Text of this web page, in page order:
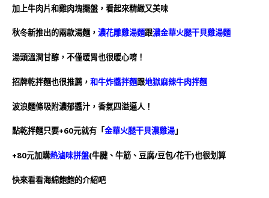
加上牛肉片和雞肉塊擺盤，看起來精緻又美味
秋冬新推出的兩款湯麵， 濃花雕雞湯麵跟濃金華火腿干貝雞湯麵
湯頭溫潤甘醇，不僅暖胃也很暖心唷！
招牌乾拌麵也很推薦， 和牛炸醬拌麵跟地獄麻辣牛肉拌麵
波浪麵條吸附濃郁醬汁，香氣四溢逼人！
點乾拌麵只要+60元就有「金華火腿干貝濃雞湯」
+80元加購熱滷味拼盤(牛腱、牛筋、豆腐/豆包/花干)也很划算
快來看看海綿飽飽的介紹吧